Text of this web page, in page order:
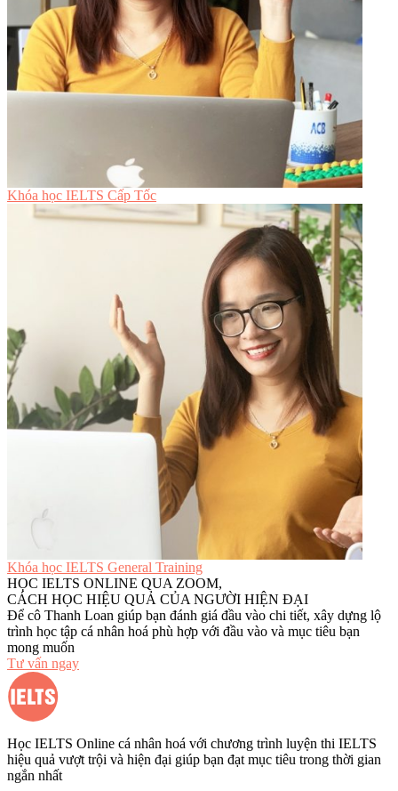
Khóa học IELTS Cấp Tốc
Khóa học IELTS General Training
HỌC IELTS ONLINE QUA ZOOM,
CÁCH HỌC HIỆU QUẢ CỦA NGƯỜI HIỆN ĐẠI
Để cô Thanh Loan giúp bạn đánh giá đầu vào chi tiết, xây dựng lộ
trình học tập cá nhân hoá phù hợp với đầu vào và mục tiêu bạn
mong muốn
Tư vấn ngay
Học IELTS Online cá nhân hoá với chương trình luyện thi IELTS
hiệu quả vượt trội và hiện đại giúp bạn đạt mục tiêu trong thời gian
ngắn nhất